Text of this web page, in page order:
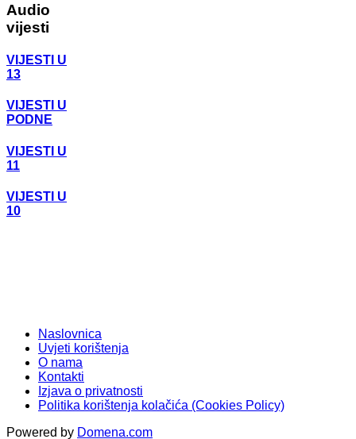
Audio
vijesti
VIJESTI U
13
VIJESTI U
PODNE
VIJESTI U
11
VIJESTI U
10
Naslovnica
Uvjeti korištenja
O nama
Kontakti
Izjava o privatnosti
Politika korištenja kolačića (Cookies Policy)
Powered by Domena.com